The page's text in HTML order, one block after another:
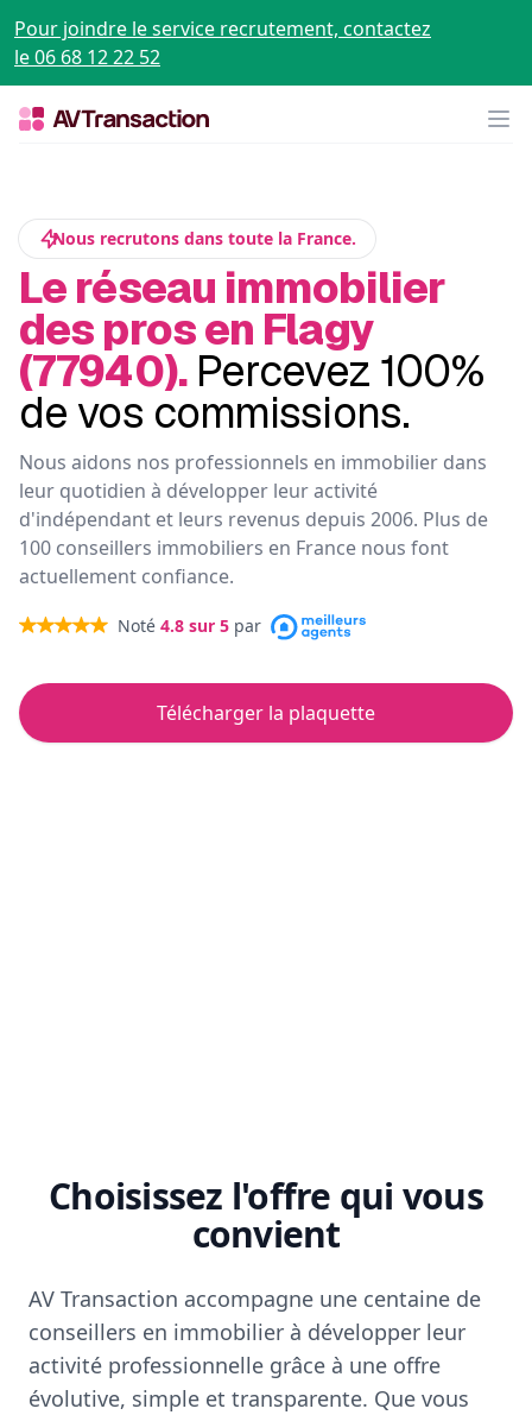
Pour joindre le service recrutement, contactez
le 06 68 12 22 52
Nous recrutons dans toute la France.
Le réseau immobilier
des pros en Flagy
(77940). Percevez 100%
de vos commissions.
Nous aidons nos professionnels en immobilier dans
leur quotidien à développer leur activité
d'indépendant et leurs revenus depuis 2006. Plus de
100 conseillers immobiliers en France nous font
actuellement confiance.
Noté 4.8 sur 5 par
Télécharger la plaquette
Choisissez l'offre qui vous
convient
AV Transaction accompagne une centaine de
conseillers en immobilier à développer leur
activité professionnelle grâce à une offre
évolutive, simple et transparente. Que vous